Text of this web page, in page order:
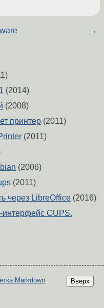
→
(2014)
(2008)
принтер (2011)
(2011)
(2006)
(2011)
через LibreOffice (2016)
интерфейс CUPS.
Вверх
Markdown